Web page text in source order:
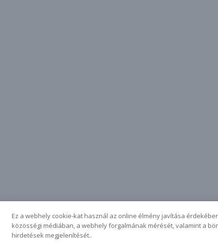
Ez a webhely cookie-kat használ az online élmény javítása
közösségi médiában, a webhely forgalmának mérését, valamint a
hirdetések megjelenítését..